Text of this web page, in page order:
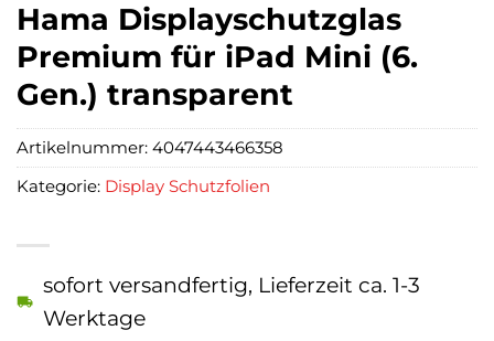
Hama Displayschutzglas
Premium für iPad Mini (6.
Gen.) transparent
sofort versandfertig, Lieferzeit ca. 1-3
Werktage
Artikelnummer: 4047443466358
Kategorie: Display Schutzfolien